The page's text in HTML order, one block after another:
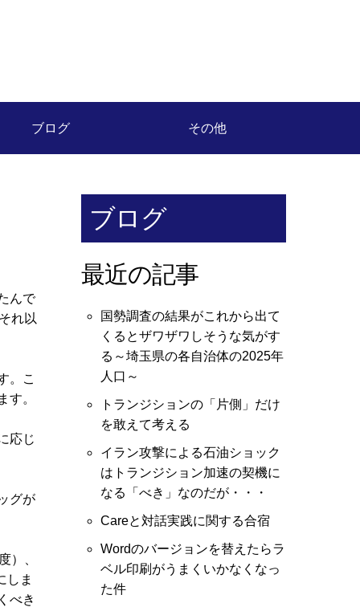
ブログ その他
んで
れ以
。こ
す。
応じ
グが
）、
しま
べき
ブログ
最近の記事
国勢調査の結果がこれから出て
くるとザワザワしそうな気がす
る～埼玉県の各自治体の2025年
人口～
トランジションの「片側」だけ
を敢えて考える
イラン攻撃による石油ショック
はトランジション加速の契機に
なる「べき」なのだが・・・
Careと対話実践に関する合宿
Wordのバージョンを替えたらラ
ベル印刷がうまくいかなくなっ
た件